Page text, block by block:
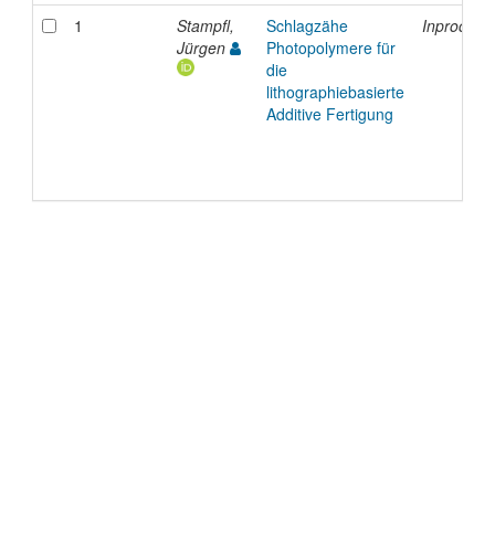
1
Stampfl,
Jürgen
Schlagzähe
Photopolymere für
die
lithographiebasierte
Additive Fertigung